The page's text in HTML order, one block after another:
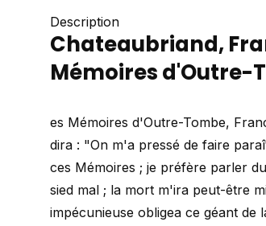
Description
Chateaubriand,
Mémoires d'Outre-
es Mémoires d'Outre-Tombe,
dira : "On m'a pressé de faire
ces Mémoires ; je préfère parler
sied mal ; la mort m'ira peut-être
impécunieuse obligea ce géant de